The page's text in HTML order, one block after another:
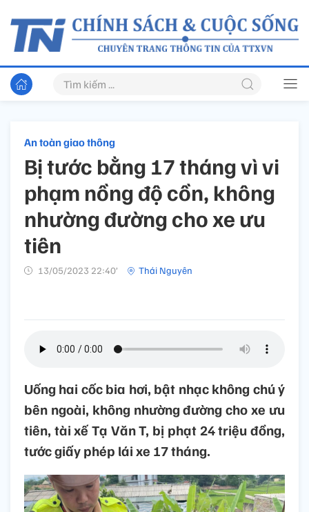
An toàn giao thông
Bị tước bằng 17 tháng vì vi
phạm nồng độ cồn, không
nhường đường cho xe ưu
tiên
13/05/2023 22:40’ Thái Nguyên
Uống hai cốc bia hơi, bật nhạc không chú ý
bên ngoài, không nhường đường cho xe ưu
tiên, tài xế Tạ Văn T, bị phạt 24 triệu đồng,
tước giấy phép lái xe 17 tháng.